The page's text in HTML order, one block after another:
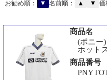
お勧め順： ▼ 名前順： ▲ ▼ 価
商品名
(ポニー)
ホット
商品番号